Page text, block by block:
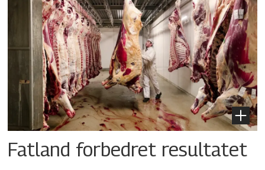
Fatland forbedret resultatet